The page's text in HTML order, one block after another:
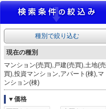
種別で絞り込む
現在の種別
マンション(売買),戸建(売買),土地(売
買),投資マンション,アパート(棟),マ
ンション(棟)
▼価格